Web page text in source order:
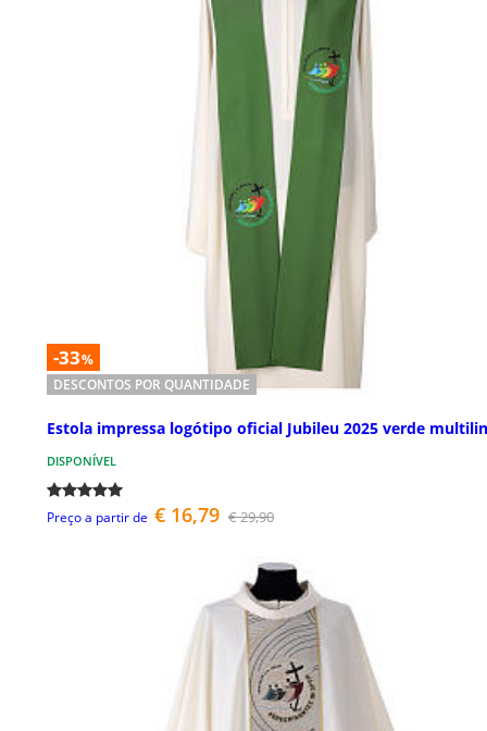
-33%
DESCONTOS POR QUANTIDADE
Estola impressa logótipo oficial Jubileu 2025 verde
DISPONÍVEL
Preço a partir de € 16,79 € 29,90